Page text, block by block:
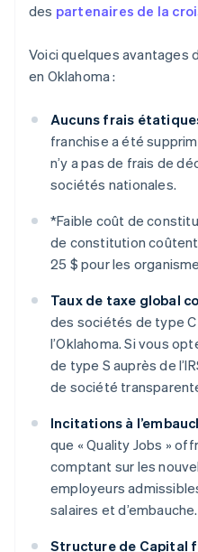
des partenaires de la
Voici quelques avantages
en Oklahoma :
Aucuns frais
franchise a été
n’y a pas de frais de
sociétés nationales.
*Faible coût de
de constitution coûtent
25 $ pour les
Taux de taxe global
des sociétés de type
l’Oklahoma. Si vous
de type S auprès de
de société
Incitations à
que « Quality Jobs »
comptant sur les
employeurs
salaires et d’embauche.
Structure de Capital